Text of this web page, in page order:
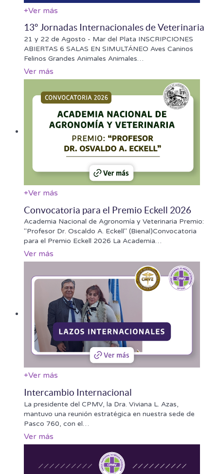
+Ver más
13º Jornadas Internacionales de Veterinaria
21 y 22 de Agosto - Mar del Plata INSCRIPCIONES
ABIERTAS 6 SALAS EN SIMULTÁNEO Aves Caninos
Felinos Grandes Animales Animales…
Ver más
+Ver más
Convocatoria para el Premio Eckell 2026
Academia Nacional de Agronomía y Veterinaria Premio:
"Profesor Dr. Oscaldo A. Eckell" (Bienal)Convocatoria
para el Premio Eckell 2026 La Academia…
Ver más
+Ver más
Intercambio Internacional
La presidente del CPMV, la Dra. Viviana L. Azas,
mantuvo una reunión estratégica en nuestra sede de
Pasco 760, con el…
Ver más